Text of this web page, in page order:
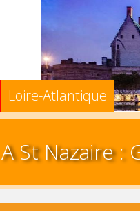
Loire-Atlantique
A St Nazaire :